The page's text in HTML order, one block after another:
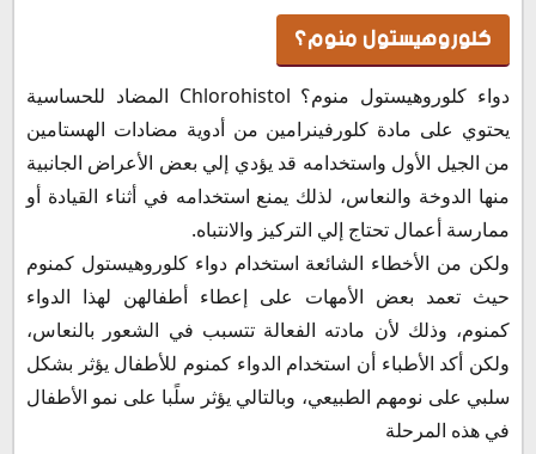
كلوروهيستول منوم؟
دواء كلوروهيستول منوم؟ Chlorohistol المضاد للحساسية
يحتوي على مادة كلورفينرامين من أدوية مضادات الهستامين
من الجيل الأول واستخدامه قد يؤدي إلي بعض الأعراض الجانبية
منها الدوخة والنعاس، لذلك يمنع استخدامه في أثناء القيادة أو
ممارسة أعمال تحتاج إلي التركيز والانتباه.
ولكن من الأخطاء الشائعة استخدام دواء كلوروهيستول كمنوم
حيث تعمد بعض الأمهات على إعطاء أطفالهن لهذا الدواء
كمنوم، وذلك لأن مادته الفعالة تتسبب في الشعور بالنعاس،
ولكن أكد الأطباء أن استخدام الدواء كمنوم للأطفال يؤثر بشكل
سلبي على نومهم الطبيعي، وبالتالي يؤثر سلًبا على نمو الأطفال
في هذه المرحلة